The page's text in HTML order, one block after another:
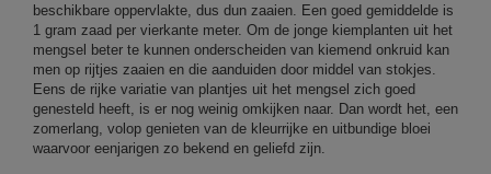
beschikbare oppervlakte, dus dun zaaien. Een goed gemiddelde is
1 gram zaad per vierkante meter. Om de jonge kiemplanten uit het
mengsel beter te kunnen onderscheiden van kiemend onkruid kan
men op rijtjes zaaien en die aanduiden door middel van stokjes.
Eens de rijke variatie van plantjes uit het mengsel zich goed
genesteld heeft, is er nog weinig omkijken naar. Dan wordt het, een
zomerlang, volop genieten van de kleurrijke en uitbundige bloei
waarvoor eenjarigen zo bekend en geliefd zijn.